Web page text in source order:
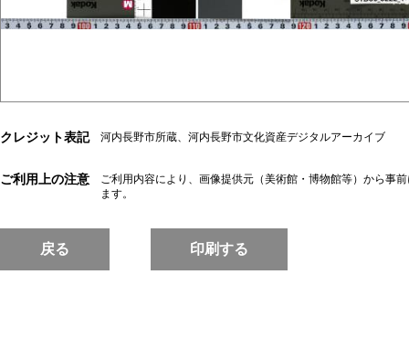
クレジット表記 河内長野市所蔵、河内長野市文化資産デジタルアーカイブ
ご利用上の注意
ご利用内容により、画像提供元（美術館・博物館等）から事
ます。
戻る 印刷する